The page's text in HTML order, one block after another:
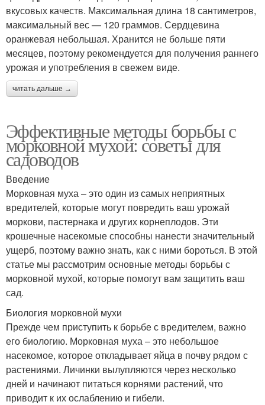
вкусовых качеств. Максимальная длина 18 сантиметров,
максимальный вес — 120 граммов. Сердцевина
оранжевая небольшая. Хранится не больше пяти
месяцев, поэтому рекомендуется для получения раннего
урожая и употребления в свежем виде.
читать дальше →
Эффективные методы борьбы с
морковной мухой: советы для
садоводов
Введение
Морковная муха – это один из самых неприятных
вредителей, которые могут повредить ваш урожай
моркови, пастернака и других корнеплодов. Эти
крошечные насекомые способны нанести значительный
ущерб, поэтому важно знать, как с ними бороться. В этой
статье мы рассмотрим основные методы борьбы с
морковной мухой, которые помогут вам защитить ваш
сад.
Биология морковной мухи
Прежде чем приступить к борьбе с вредителем, важно
его биологию. Морковная муха – это небольшое
насекомое, которое откладывает яйца в почву рядом с
растениями. Личинки вылупляются через несколько
дней и начинают питаться корнями растений, что
приводит к их ослаблению и гибели.